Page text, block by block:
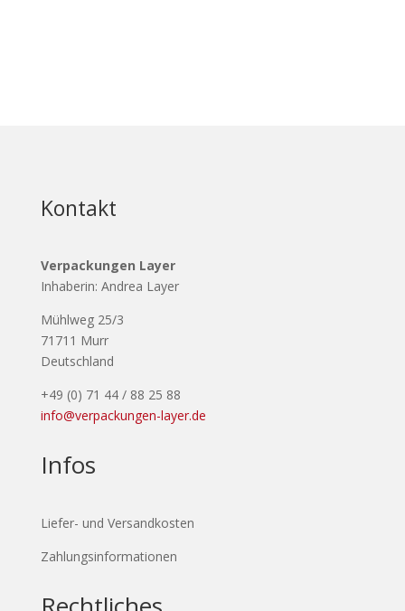
Kontakt
Verpackungen Layer
Inhaberin: Andrea Layer
Mühlweg 25/3
71711 Murr
Deutschland
+49 (0) 71 44 / 88 25 88
info@verpackungen-layer.de
Infos
Liefer- und Versandkosten
Zahlungsinformationen